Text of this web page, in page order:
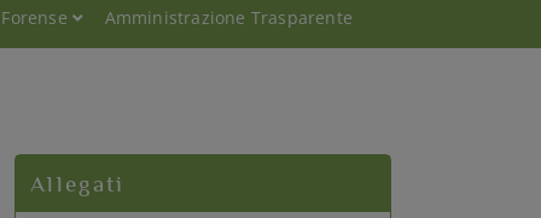
Amministrazione Trasparente
Allegati